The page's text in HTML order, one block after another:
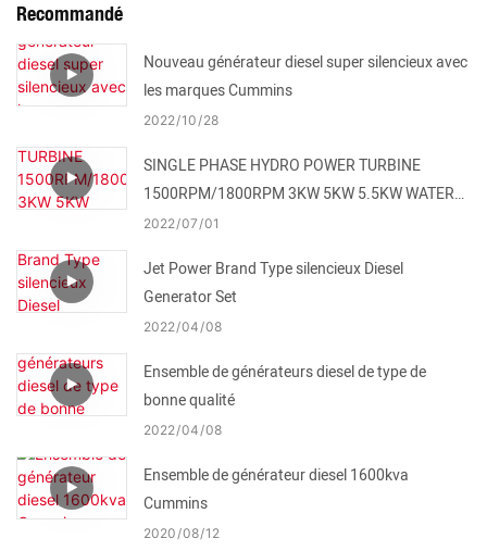
Recommandé
Nouveau générateur diesel super silencieux avec
les marques Cummins
2022 10 28
SINGLE PHASE HYDRO POWER TURBINE
1500RPM/1800RPM 3KW 5KW 5.5KW WATER
TURBINE FOR SALE
2022 07 01
Jet Power Brand Type silencieux Diesel
Generator Set
2022 04 08
Ensemble de générateurs diesel de type de
bonne qualité
2022 04 08
Ensemble de générateur diesel 1600kva
Cummins
2020 08 12